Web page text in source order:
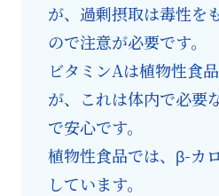
が、過剰摂取は毒性を
ので注意が必要です。
ビタミンAは植物性食
が、これは体内で必要
で安心です。
植物性食品では、β-カ
しています。